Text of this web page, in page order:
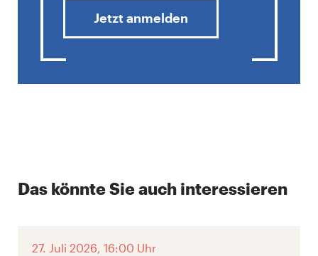
Jetzt anmelden
Das könnte Sie auch interessieren
27. Juli 2026, 16:00 Uhr